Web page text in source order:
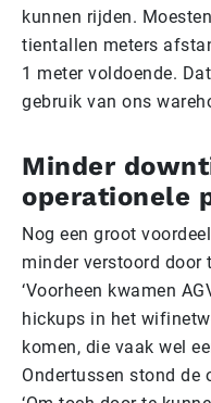
kunnen rijden.
tientallen meters
1 meter voldoende.
gebruik van ons
Minder
operationele
Nog een groot
minder verstoord door
‘Voorheen kwamen
hickups in het
komen, die vaak wel
Ondertussen stond de